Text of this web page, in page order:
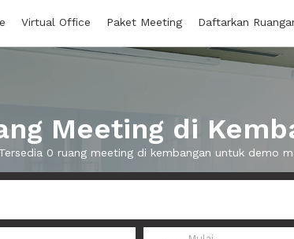
Virtual Office Paket Meeting Daftarkan
Meeting di
Tersedia 0 ruang meeting di kembangan untuk demo